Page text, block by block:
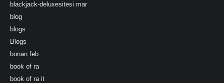
blackjack-deluxesitesi mar
blog
blogs
Blogs
bonan feb
book of ra
book of ra it